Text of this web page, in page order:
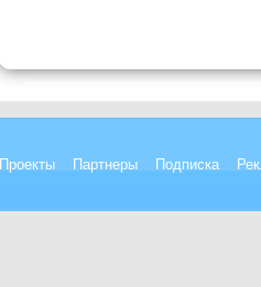
Проекты Партнеры Подписка